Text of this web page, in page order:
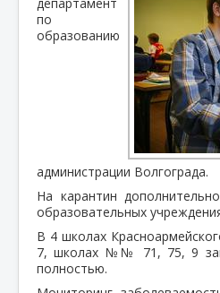
по
образованию
администрации Волгограда.
На карантин
образовательных
В 4 школах
7, школах №№ 71, 75, 9
полностью.